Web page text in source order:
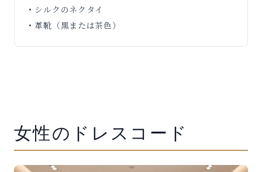
• シルクのネクタイ
• 革靴（黒または茶色）
女性のドレスコード